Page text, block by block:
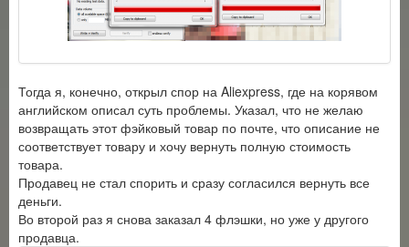
Тогда я, конечно, открыл спор на Aliexpress, где на корявом
английском описал суть проблемы. Указал, что не желаю
возвращать этот фэйковый товар по почте, что описание не
соответствует товару и хочу вернуть полную стоимость
товара.
Продавец не стал спорить и сразу согласился вернуть все
деньги.
Во второй раз я снова заказал 4 флэшки, но уже у другого
продавца.